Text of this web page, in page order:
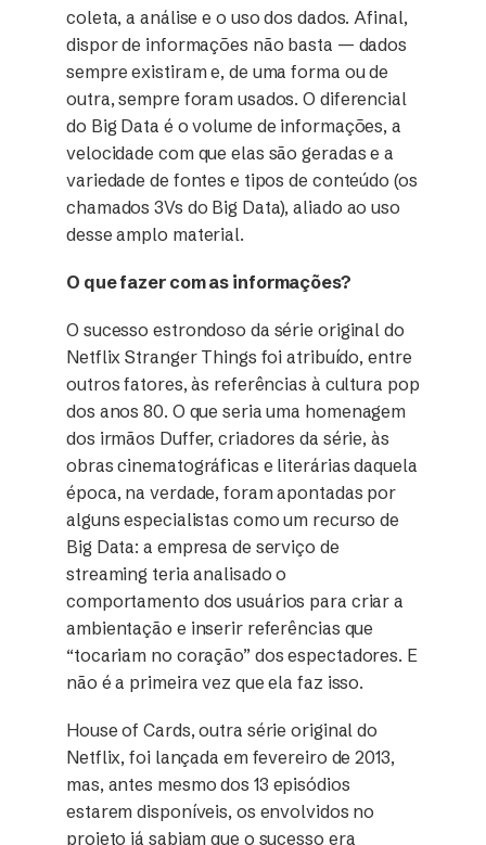
coleta, a análise e o uso dos dados. Afinal,
dispor de informações não basta — dados
sempre existiram e, de uma forma ou de
outra, sempre foram usados. O diferencial
do Big Data é o volume de informações, a
velocidade com que elas são geradas e a
variedade de fontes e tipos de conteúdo (os
chamados 3Vs do Big Data), aliado ao uso
desse amplo material.
O que fazer com as informações?
O sucesso estrondoso da série original do
Netflix Stranger Things foi atribuído, entre
outros fatores, às referências à cultura pop
dos anos 80. O que seria uma homenagem
dos irmãos Duffer, criadores da série, às
obras cinematográficas e literárias daquela
época, na verdade, foram apontadas por
alguns especialistas como um recurso de
Big Data: a empresa de serviço de
streaming teria analisado o
comportamento dos usuários para criar a
ambientação e inserir referências que
“tocariam no coração” dos espectadores. E
não é a primeira vez que ela faz isso.
House of Cards, outra série original do
Netflix, foi lançada em fevereiro de 2013,
mas, antes mesmo dos 13 episódios
estarem disponíveis, os envolvidos no
projeto já sabiam que o sucesso era